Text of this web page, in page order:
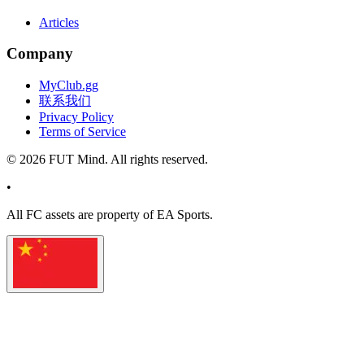
Articles
Company
MyClub.gg
联系我们
Privacy Policy
Terms of Service
© 2026 FUT Mind. All rights reserved.
•
All FC assets are property of EA Sports.